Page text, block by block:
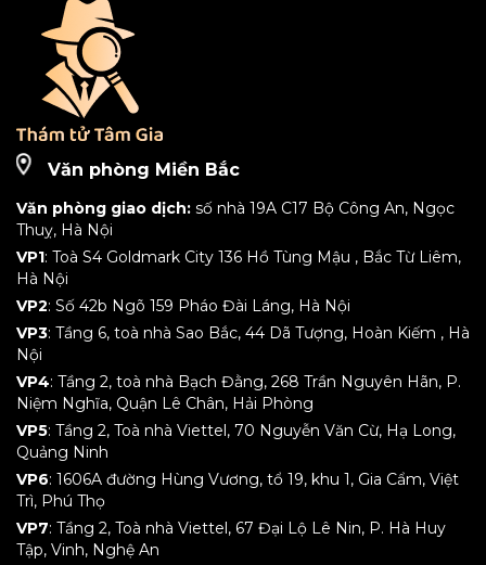
Văn phòng Miền Bắc
Văn phòng giao dịch: số nhà 19A C17 Bộ Công An, Ngọc
Thuỵ, Hà Nội
VP1: Toà S4 Goldmark City 136 Hồ Tùng Mậu , Bắc Từ Liêm,
Hà Nội
VP2: Số 42b Ngõ 159 Pháo Đài Láng, Hà Nội
VP3: Tầng 6, toà nhà Sao Bắc, 44 Dã Tượng, Hoàn Kiếm , Hà
Nội
VP4: Tầng 2, toà nhà Bạch Đằng, 268 Trần Nguyên Hãn, P.
Niệm Nghĩa, Quận Lê Chân, Hải Phòng
VP5: Tầng 2, Toà nhà Viettel, 70 Nguyễn Văn Cừ, Hạ Long,
Quảng Ninh
VP6: 1606A đường Hùng Vương, tổ 19, khu 1, Gia Cẩm, Việt
Trì, Phú Thọ
VP7: Tầng 2, Toà nhà Viettel, 67 Đại Lộ Lê Nin, P. Hà Huy
Tập, Vinh, Nghệ An